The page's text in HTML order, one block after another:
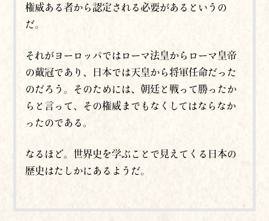
権威ある者から認定される必要があるというの
だ。
それがヨーロッパではローマ法皇からローマ皇帝
の戴冠であり、日本では天皇から将軍任命だった
のだろう。そのためには、朝廷と戦って勝ったか
らと言って、その権威までもなくしてはならなか
ったのである。
なるほど。世界史を学ぶことで見えてくる日本の
歴史はたしかにあるようだ。